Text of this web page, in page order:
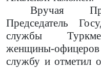
Вручая
Председатель
службы
женщины-
службу и отметил